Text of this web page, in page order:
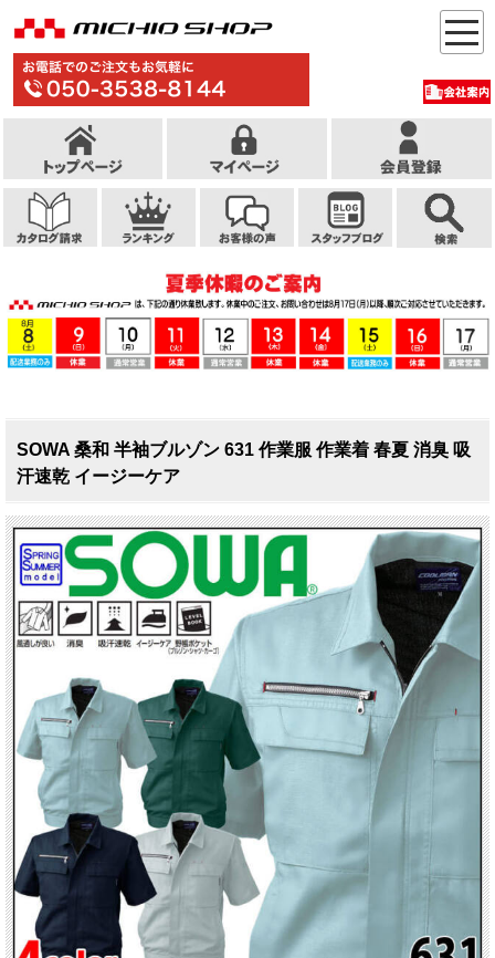
SOWA 桑和 半袖ブルゾン 631 作業服 作業着 春夏 消臭 吸
汗速乾 イージーケア